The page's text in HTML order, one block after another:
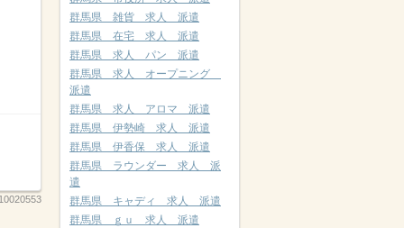
群馬県 雑貨 求人 派遣
群馬県 在宅 求人 派遣
群馬県 求人 パン 派遣
群馬県 求人 オープニング
派遣
群馬県 求人 アロマ 派遣
群馬県 伊勢崎 求人 派遣
群馬県 伊香保 求人 派遣
群馬県 ラウンダー 求人 派
遣
群馬県 キャディ 求人 派遣
群馬県 ｇｕ 求人 派遣